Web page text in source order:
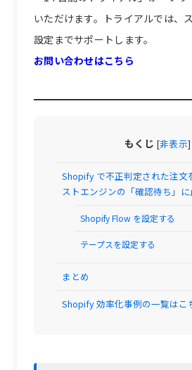
いただけます。トライアルでは、
設定までサポートします。
お問い合わせはこちら
もくじ [非表示]
Shopify で不正判定された注文
ストエンジンの「確認待ち」
Shopify Flow を設定する
テープスを設定する
まとめ
Shopify 効率化事例の一覧はこ